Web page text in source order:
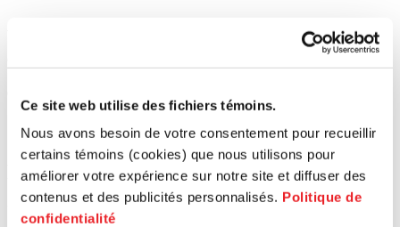
Ce site web utilise des fichiers témoins.
Nous avons besoin de votre consentement pour recueillir
certains témoins (cookies) que nous utilisons pour
améliorer votre expérience sur notre site et diffuser des
contenus et des publicités personnalisés. Politique de
confidentialité
Fonds Jeunes Entreprises
Une subvention pour jeune entrepreneur dédiée à la